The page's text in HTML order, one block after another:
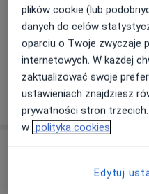
Trening personalny
150 zł Szczegóły
W jaki sposób
Online
plików cookie (lub
danych do celów
oparciu o Twoje zwyczaje
internetowych. W każdej
zaktualizować swoje
ustawieniach znajdziesz
prywatności stron
w polityka cookies
Edytuj